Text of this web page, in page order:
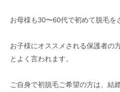
お母様も30〜60代で初めて脱毛を
お子様にオススメされる保護者の
とよく言われます。
ご自身で初脱毛ご希望の方は、結